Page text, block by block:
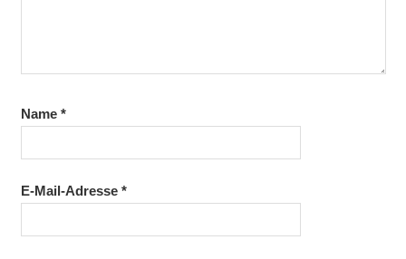
Name *
E-Mail-Adresse *